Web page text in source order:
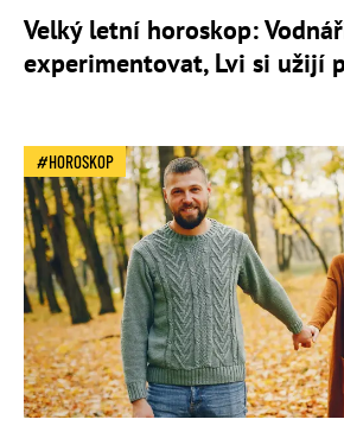
Velký letní horoskop:
experimentovat, Lvi si užijí
HOROSKOP